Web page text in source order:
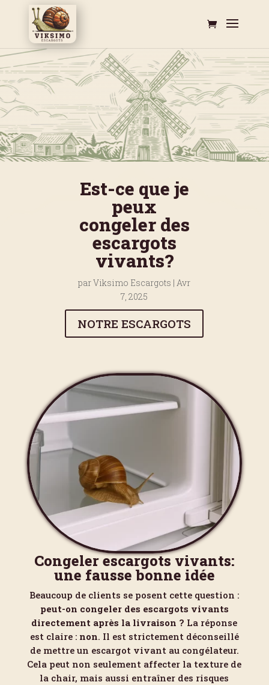
Est-ce que je
peux
congeler des
escargots
vivants?
parViksimo Escargots |Avr
7, 2025
NOTRE ESCARGOTS
Congeler escargots vivants:
une fausse bonne idée
Beaucoup de clients se posent cette question :
peut-on congeler des escargots vivants
directement après la livraison ? La réponse
est claire : non. Il est strictement déconseillé
de mettre un escargot vivant au congélateur.
Cela peut non seulement affecter la texture de
la chair, mais aussi entraîner des risques